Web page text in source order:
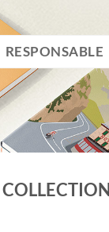
RESPONSABLE
COLLECTION